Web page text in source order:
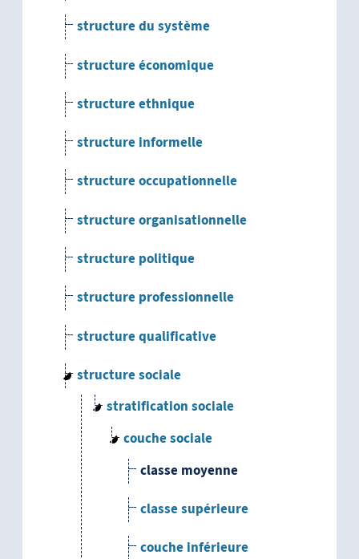
structure du système
structure économique
structure ethnique
structure informelle
structure occupationnelle
structure organisationnelle
structure politique
structure professionnelle
structure qualificative
structure sociale
stratification sociale
couche sociale
classe moyenne
classe supérieure
couche inférieure